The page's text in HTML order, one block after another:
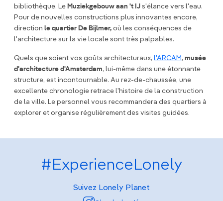
bibliothèque. Le Muziekgebouw aan 't IJ s'élance vers l'eau.
Pour de nouvelles constructions plus innovantes encore,
direction le quartier De Bijlmer, où les conséquences de
l'architecture sur la vie locale sont très palpables.
Quels que soient vos goûts architecturaux, l'ARCAM , musée
d'architecture d'Amsterdam, lui-même dans une étonnante
structure, est incontournable. Au rez-de-chaussée, une
excellente chronologie retrace l'histoire de la construction
de la ville. Le personnel vous recommandera des quartiers à
explorer et organise régulièrement des visites guidées.
#ExperienceLonely
Suivez Lonely Planet